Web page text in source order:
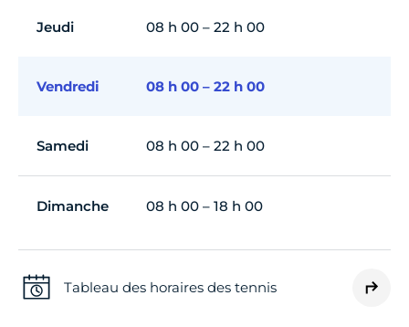
Jeudi 08 h 00 – 22 h 00
Vendredi 08 h 00 – 22 h 00
Samedi 08 h 00 – 22 h 00
Dimanche 08 h 00 – 18 h 00
Tableau des horaires des tennis